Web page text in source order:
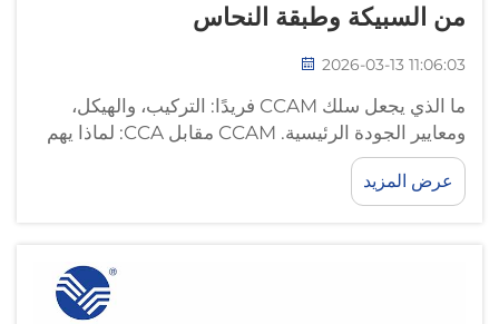
من السبيكة وطبقة النحاس
2026-03-13 11:06:03
ما الذي يجعل سلك CCAM فريدًا: التركيب، والهيكل،
ومعايير الجودة الرئيسية. CCAM مقابل CCA: لماذا يهم
وجود قلب من الألومنيوم-المغنيسيوم وطلاء نحاسي من
هيكله الثنائي المعدني الخاص...
عرض المزيد